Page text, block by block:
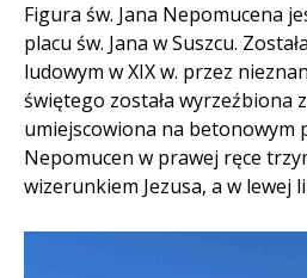
Figura św. Jana Nepomucena
placu św. Jana w Suszcu.
ludowym w XIX w. przez
świętego została wyrzeźbiona
umiejscowiona na betonowym
Nepomucen w prawej ręce
wizerunkiem Jezusa, a w lewej